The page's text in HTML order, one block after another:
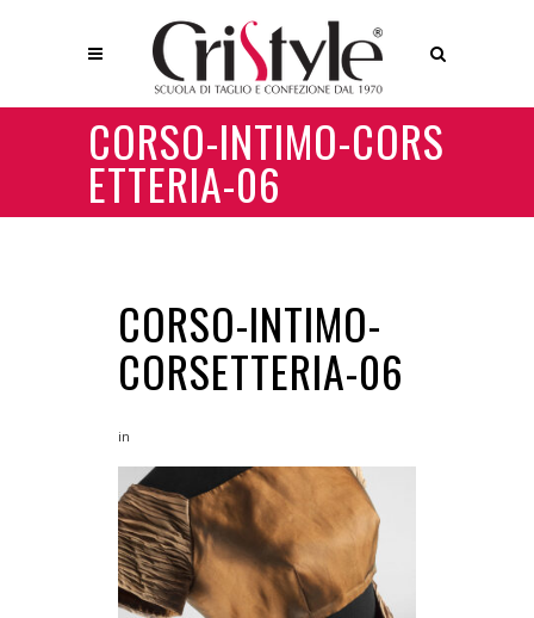
CORSO-INTIMO-CORS
ETTERIA-06
CORSO-INTIMO-
CORSETTERIA-06
in